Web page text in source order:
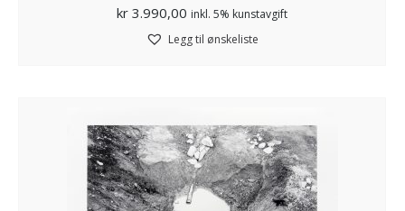
kr 3.990,00 inkl. 5% kunstavgift
Legg til ønskeliste